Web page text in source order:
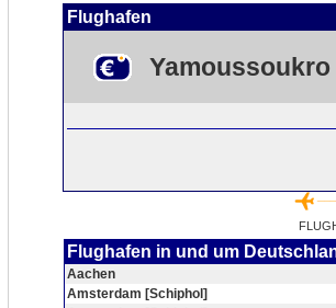
Flughafen
Yamoussoukro
Flughafen in und um
Aachen
Amsterdam [Schiphol]